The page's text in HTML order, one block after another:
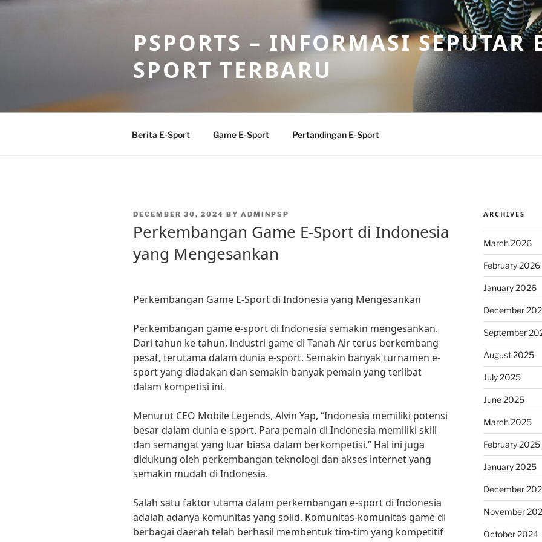
Skip
PSPORTS – INFORMASI SEPUTAR
SPORT TERBARU
Berita E-Sport Game E-Sport Pertandingan E-Sport
POSTED
DECEMBER 30, 2024 BY ADMINPSP
Perkembangan Game E-Sport di Indonesia
yang Mengesankan
Perkembangan Game E-Sport di Indonesia yang Mengesankan
Perkembangan game e-sport di Indonesia semakin mengesankan.
Dari tahun ke tahun, industri game di Tanah Air terus berkembang
pesat, terutama dalam dunia e-sport. Semakin banyak turnamen e-
sport yang diadakan dan semakin banyak pemain yang terlibat
dalam kompetisi ini.
Menurut CEO Mobile Legends, Alvin Yap, “Indonesia memiliki potensi
besar dalam dunia e-sport. Para pemain di Indonesia memiliki skill
dan semangat yang luar biasa dalam berkompetisi.” Hal ini juga
didukung oleh perkembangan teknologi dan akses internet yang
semakin mudah di Indonesia.
Salah satu faktor utama dalam perkembangan e-sport di Indonesia
adalah adanya komunitas yang solid. Komunitas-komunitas game di
berbagai daerah telah berhasil membentuk tim-tim yang kompetitif
ARCHIVES
March 2026
February 2026
January 2026
December
September
August 2025
July 2025
June 2025
March 2025
February 2025
January 2025
December
November
October 2024